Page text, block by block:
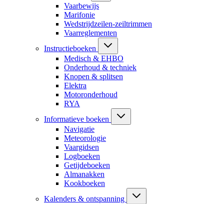
Vaarbewijs
Marifonie
Wedstrijdzeilen-zeiltrimmen
Vaarreglementen
Instructieboeken
Medisch & EHBO
Onderhoud & techniek
Knopen & splitsen
Elektra
Motoronderhoud
RYA
Informatieve boeken
Navigatie
Meteorologie
Vaargidsen
Logboeken
Getijdeboeken
Almanakken
Kookboeken
Kalenders & ontspanning